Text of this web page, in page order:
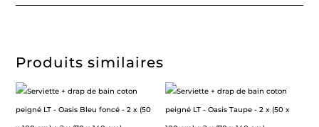
Produits similaires